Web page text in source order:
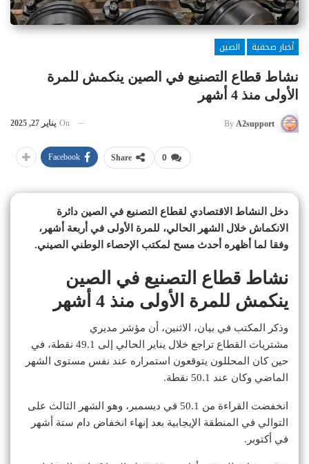
أخبار صحفية
الصين
نشاط قطاع التصنيع في الصين ينكمش للمرة
الأولى منذ 4 أشهر
By A2support
On يناير 27, 2025
0
Share
Facebook
دخل النشاط الاقتصادي لقطاع التصنيع في الصين دائرة
الانكماش خلال الشهر الحالي، للمرة الأولى في أربعة أشهر،
وفقا لما أظهره أحدث مسح لمكتب الإحصاء الوطني الصيني.
نشاط قطاع التصنيع في الصين
ينكمش للمرة الأولى منذ 4 أشهر
وذكر المكتب في بيان، الاثنين، أن مؤشر مديري
مشتريات القطاع تراجع خلال يناير الحالي إلى 49.1 نقطة، في
حين كان المحللون يتوقعون استمراره عند نفس مستوى الشهر
الماضي وكان عند 50.1 نقطة.
انخفضت القراءة من 50.1 في ديسمبر، وهو الشهر الثالث على
التوالي في المنطقة الإيجابية بعد إنهاء انخفاض دام ستة أشهر
في أكتوبر.